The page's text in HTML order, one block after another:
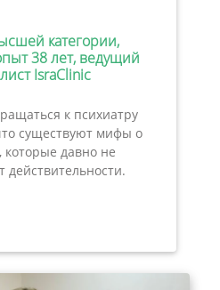
категории,
38 лет, ведущий
IsraClinic
к психиатру
существуют мифы о
которые давно не
действительности.